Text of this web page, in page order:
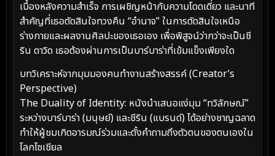
เบื้องหลังความสำเร็จ การเผชิญหน้ากับความโดดเดี่ยว และนาที
สำคัญที่เธอตัดสินใจทวงคืน “อำนาจ” ในการตัดสินใจเหนือ
ร่างกายและผลงานศิลปะของเธอเอง เพื่อพิสูจน์ว่ากว่าจะเป็นชี
ริน ดาวิด เธอต้องผ่านการเป็นบาร์บาร่าที่เข้มแข็งเพียงใด
บทวิเคราะห์จากมุมมองคนทำงานสร้างสรรค์ (Creator’s
Perspective)
The Duality of Identity: หนังนำเสนอแง่มุม “ทวิลักษณ์”
ระหว่างบาร์บาร่า (มนุษย์) และชีริน (แบรนด์) ได้อย่างชาญฉลาด
ทำให้ผู้ชมเกิดอารมณ์ร่วมและตั้งคำถามถึงตัวตนของตนเองใน
โลกโซเชียล